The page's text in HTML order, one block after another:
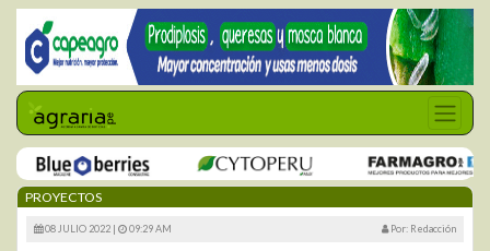
PROYECTOS
08 JULIO 2022 | 09:29 AM Por: Redacción